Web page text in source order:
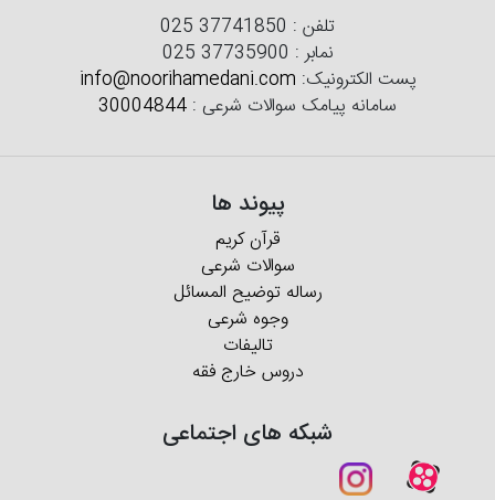
تلفن :025 37741850
نمابر :025 37735900
پست الکترونیک:info@noorihamedani.com
سامانه پیامک سوالات شرعی : 30004844
پیوند ها
قرآن کریم
سوالات شرعی
رساله توضیح المسائل
وجوه شرعی
تالیفات
دروس خارج فقه
شبکه های اجتماعی